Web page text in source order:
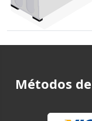
Métodos